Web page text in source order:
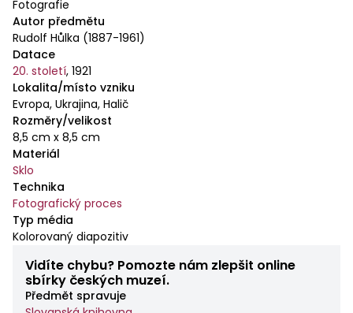
Fotografie
Autor předmětu
Rudolf Hůlka (1887-1961)
Datace
20. století, 1921
Lokalita/místo vzniku
Evropa, Ukrajina, Halič
Rozměry/velikost
8,5 cm x 8,5 cm
Materiál
Sklo
Technika
Fotografický proces
Typ média
Kolorovaný diapozitiv
Vidíte chybu? Pomozte nám zlepšit online
sbírky českých muzeí.
Předmět spravuje